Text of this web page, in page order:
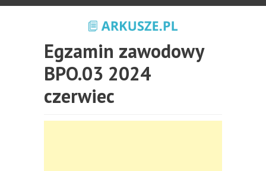
Egzamin zawodowy
BPO.03 2024
czerwiec